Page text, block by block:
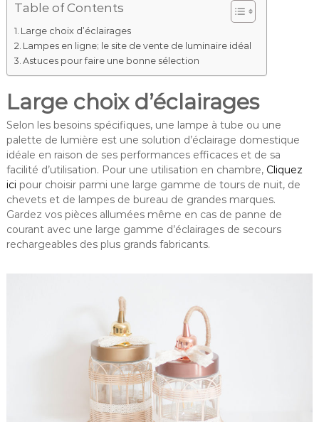
Table of Contents
Large choix d’éclairages
Lampes en ligne; le site de vente de luminaire idéal
Astuces pour faire une bonne sélection
Large choix d’éclairages
Selon les besoins spécifiques, une lampe à tube ou une
palette de lumière est une solution d’éclairage domestique
idéale en raison de ses performances efficaces et de sa
facilité d’utilisation. Pour une utilisation en chambre, Cliquez
ici pour choisir parmi une large gamme de tours de nuit, de
chevets et de lampes de bureau de grandes marques.
Gardez vos pièces allumées même en cas de panne de
courant avec une large gamme d’éclairages de secours
rechargeables des plus grands fabricants.